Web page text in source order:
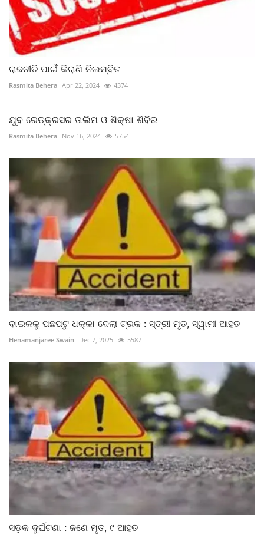
ରାଜନୀତି ପାଇଁ କିରାଣି ନିଲମ୍ବିତ
Rasmita Behera Apr 22, 2024 4374
ଯୁବ ରେଡ୍କ୍ରସର ତାଲିମ ଓ ଶିକ୍ଷା ଶିବିର
Rasmita Behera Nov 16, 2024 5754
ବାଇକକୁ ପଛପଟୁ ଧକ୍କା ଦେଲା ଟ୍ରକ : ସ୍ତ୍ରୀ ମୃତ, ସ୍ୱାମୀ ଆହତ
Henamanjaree Swain Dec 7, 2025 5587
ସଡ଼କ ଦୁର୍ଘଟଣା : ଜଣେ ମୃତ, ୯ ଆହତ